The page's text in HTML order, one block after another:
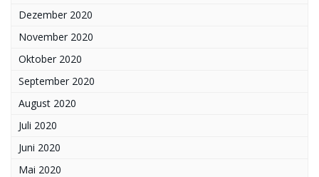
Dezember 2020
November 2020
Oktober 2020
September 2020
August 2020
Juli 2020
Juni 2020
Mai 2020